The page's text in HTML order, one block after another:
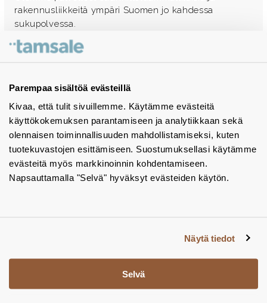
Parempaa sisältöä evästeillä
Kivaa, että tulit sivuillemme. Käytämme evästeitä
käyttökokemuksen parantamiseen ja analytiikkaan sekä
olennaisen toiminnallisuuden mahdollistamiseksi, kuten
tuotekuvastojen esittämiseen. Suostumuksellasi käytämme
evästeitä myös markkinoinnin kohdentamiseen.
Napsauttamalla "Selvä" hyväksyt evästeiden käytön.
Näytä tiedot
Selvä
rakennusliikkeitä ympäri Suomen jo kahdessa
sukupolvessa.
Ota yhteyttä - autamme mielellämme
Tuotekuvastot
Instagram
BIM-objektit
Yhteystiedot
Tiedotteet